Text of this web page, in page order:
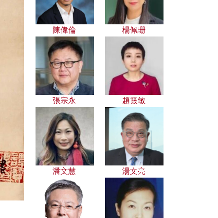
陳偉倫 楊佩珊
張宗永 趙靈敏
潘文慧 湯文亮